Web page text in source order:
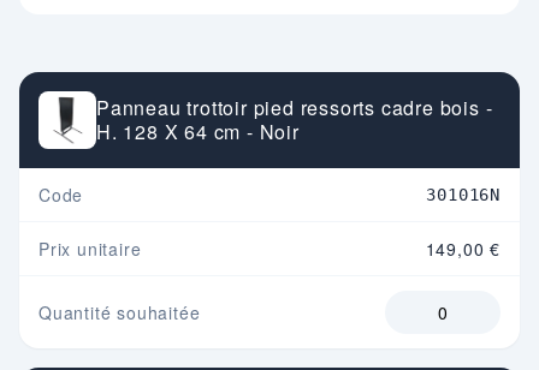
Panneau trottoir pied ressorts cadre bois -
H. 128 X 64 cm - Noir
Code 301016N
Prix unitaire 149,00 €
Quantité souhaitée